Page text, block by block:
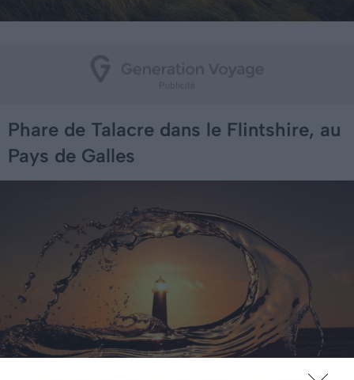
Phare de Talacre dans le Flintshire, au
Pays de Galles